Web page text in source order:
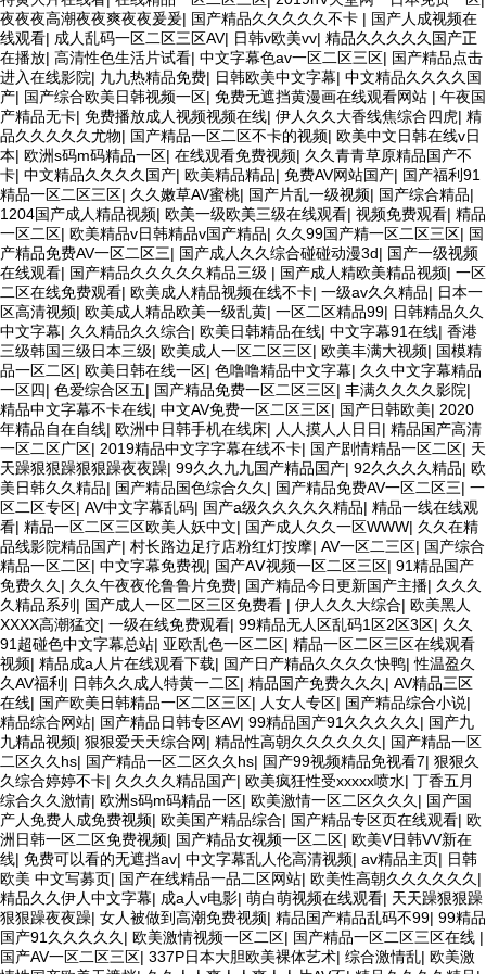
夜夜夜高潮夜夜爽夜夜爰爰| 国产精品久久久久久不卡 | 国产人成视频在
线观看| 成人乱码一区二区三区AV| 日韩v欧美vv| 精品久久久久久国产正
在播放| 高清性色生活片试看| 中文字幕色av一区二区三区| 国产精品点击
进入在线影院| 九九热精品免费| 日韩欧美中文字幕| 中文精品久久久久国
产| 国产综合欧美日韩视频一区| 免费无遮挡黄漫画在线观看网站 | 午夜国
产精品无卡| 免费播放成人视频视频在线| 伊人久久大香线焦综合四虎| 精
品久久久久久尤物| 国产精品一区二区不卡的视频| 欧美中文日韩在线v日
本| 欧洲s码m码精品一区| 在线观看免费视频| 久久青青草原精品国产不
卡| 中文精品久久久久国产| 欧美精品精品| 免费AV网站国产| 国产福利91
精品一区二区三区| 久久嫩草AV蜜桃| 国产片乱一级视频| 国产综合精品|
1204国产成人精品视频| 欧美一级欧美三级在线观看| 视频免费观看| 精品
一区二区| 欧美精品v日韩精品v国产精品| 久久99国产精一区二区三区| 国
产精品免费AV一区二区三| 国产成人久久综合碰碰动漫3d| 国产一级视频
在线观看| 国产精品久久久久久精品三级 | 国产成人精欧美精品视频| 一区
二区在线免费观看| 欧美成人精品视频在线不卡| 一级av久久精品| 日本一
区高清视频| 欧美成人精品欧美一级乱黄| 一区二区精品99| 日韩精品久久
中文字幕| 久久精品久久综合| 欧美日韩精品在线| 中文字幕91在线| 香港
三级韩国三级日本三级| 欧美成人一区二区三区| 欧美丰满大视频| 国模精
品一区二区| 欧美日韩在线一区| 色噜噜精品中文字幕| 久久中文字幕精品
一区四| 色爱综合区五| 国产精品免费一区二区三区| 丰满久久久久影院|
精品中文字幕不卡在线| 中文AV免费一区二区三区| 国产日韩欧美| 2020
年精品自在自线| 欧洲中日韩手机在线床| 人人摸人人日日| 精品国产高清
一区二区广区| 2019精品中文字字幕在线不卡| 国产剧情精品一区二区| 天
天躁狠狠躁狠狠躁夜夜躁| 99久久九九国产精品国产| 92久久久久精品| 欧
美日韩久久精品| 国产精品国色综合久久 | 国产精品免费AV一区二区三| 一
区二区专区| AV中文字幕乱码| 国产a级久久久久久精品| 精品一线在线观
看| 精品一区二区三区欧美人妖中文| 国产成人久久一区WWW| 久久在精
品线影院精品国产| 村长路边足疗店粉红灯按摩| AV一区二三区| 国产综合
精品一区二区| 中文字幕免费视| 国产AⅤ视频一区二区三区| 91精品国产
免费久久 | 久久午夜夜伦鲁鲁片免费| 国产精品今日更新国产主播| 久久久
久精品系列 | 国产成人一区二区三区免费看 | 伊人久久大综合| 欧美黑人
XXXX高潮猛交| 一级在线免费观看| 99精品无人区乱码1区2区3区| 久久
91超碰色中文字幕总站| 亚欧乱色一区二区| 精品一区二区三区在线观看
视频| 精品成a人片在线观看下载| 国产日产精品久久久久快鸭|性温盈久
久AV福利 | 日韩久久成人特黄一二区| 精品国产免费久久久 | AV精品三区
在线| 国产欧美日韩精品一区二区三区| 人女人专区| 国产精品综合小说|
精品综合网站| 国产精品日韩专区AV| 99精品国产91久久久久久 | 国产九
九精品视频| 狠狠爱天天综合网| 精品性高朝久久久久久久 | 国产精品一区
二区久久hs| 国产精品一区二区久久hs| 国产99视频精品免视看7| 狠狠久
久综合婷婷不卡| 久久久久精品国产| 欧美疯狂性受xxxxx喷水| 丁香五月
综合久久激情| 欧洲s码m码精品一区| 欧美激情一区二区久久久 | 国产国
产人免费人成免费视频| 欧美国产精品综合| 国产精品专区页在线观看| 欧
洲日韩一区二区免费视频| 国产精品女视频一区二区| 欧美V日韩VV新在
线| 免费可以看的无遮挡av| 中文字幕乱人伦高清视频| av精品主页| 日韩
欧美 中文写募页| 国产在线精品一品二区网站| 欧美性高朝久久久久久久 |
精品久久伊人中文字幕| 成a人v电影| 萌白萌视频在线观看| 天天躁狠狠躁
狠狠躁夜夜躁| 女人被做到高潮免费视频| 精品国产精品乱码不99| 99精品
国产91久久久久久 | 欧美激情视频一区二区| 国产精品一区二区三区在线 |
国产AV一区二区三区| 337P日本大胆欧美裸体艺术| 综合激情乱| 欧美激